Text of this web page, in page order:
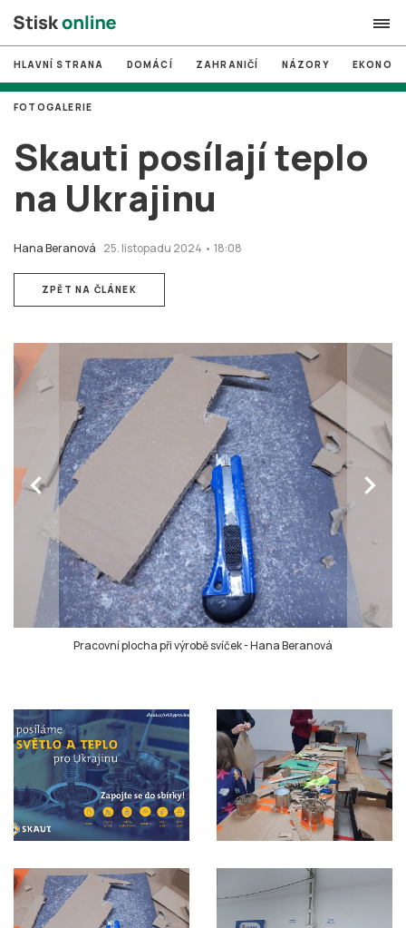
search
# MUNI
# Brno
# volby
login PŘIHLÁSIT SE
Zapomněli jste heslo?
HLAVNÍ STRANA DOMÁCÍ ZAHRANIČÍ NÁZORY
Skauti posílají teplo
na Ukrajinu
Hana Beranová 25. listopadu 2024 • 18:08
FOTOGALERIE
ZPĚT NA ČLÁNEK
chevron_left chevron_right
Pracovní plocha při výrobě svíček-Hana Beranová